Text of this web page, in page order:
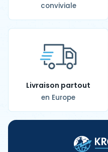
conviviale
Livraison partout
en Europe